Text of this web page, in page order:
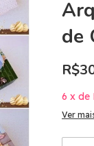
de
6 x de
Ver